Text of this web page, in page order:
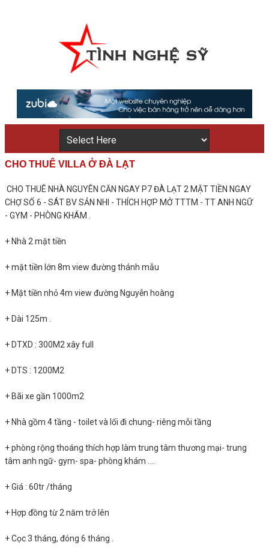
CHO THUÊ VILLA Ở ĐÀ LẠT
CHO THUÊ NHÀ NGUYÊN CĂN NGAY P7 ĐÀ LẠT 2 MẶT TIỀN NGAY
CHỢ SỐ 6 - SÁT BV SẢN NHI - THÍCH HỢP MỞ TTTM - TT ANH NGỮ
- GYM - PHÒNG KHÁM .
+ Nhà 2 mặt tiền
+ mặt tiền lớn 8m view đường thánh mẫu
+ Mặt tiền nhỏ 4m view đường Nguyễn hoàng
+ Dài 125m .
+ DTXD : 300M2 xây full
+ DTS : 1200M2
+ Bãi xe gần 1000m2
+ Nhà gồm 4 tầng - toilet và lối đi chung- riêng mỗi tầng
+ phòng rộng thoáng thích hợp làm trung tâm thương mại- trung
tâm anh ngữ- gym- spa- phòng khám ....
+ Giá : 60tr /tháng
+ Hợp đồng từ 2 năm trở lên
+ Cọc 3 tháng, đóng 6 tháng .